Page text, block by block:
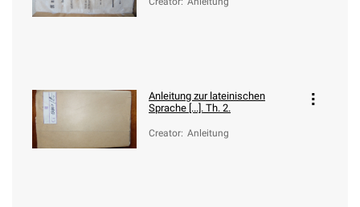
Anleitung zur lateinischen
Sprache [...]. Th. 2.
Creator: Anleitung